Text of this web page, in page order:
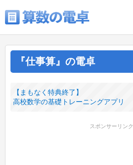
『仕事算』の電卓
【まもなく特典終了】
高校数学の基礎トレーニングアプリ
スポンサーリンク